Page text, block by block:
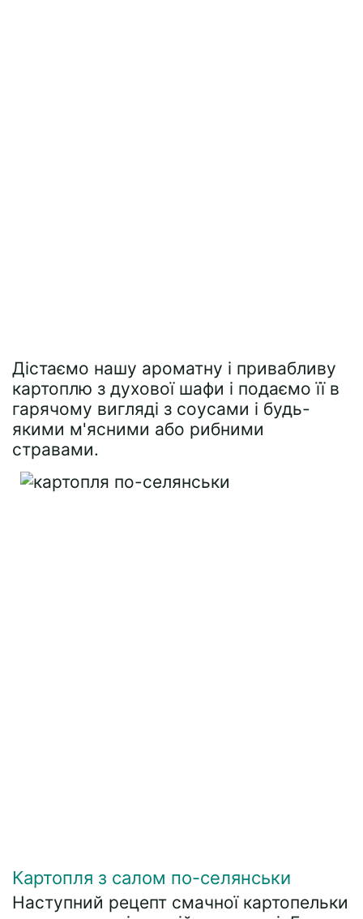
Дістаємо нашу ароматну і привабливу
картоплю з духової шафи і подаємо її в
гарячому вигляді з соусами і будь-
якими м'ясними або рибними
стравами.
Картопля з салом по-селянськи
Наступний рецепт смачної картопельки